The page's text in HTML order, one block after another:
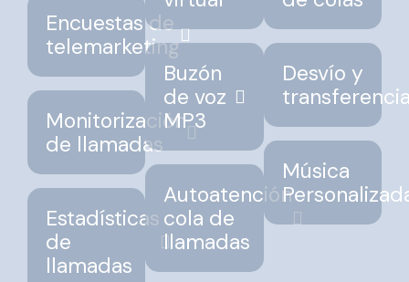
Encuestas de
telemarketing
Monitorización
de llamadas
Estadísticas
de
llamadas
Buzón
de voz
MP3
Autoatención
cola de
llamadas
Desvío y
Música